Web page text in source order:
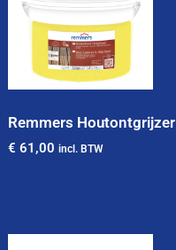
Remmers Houtontgrijzer
€ 61,00 incl. BTW